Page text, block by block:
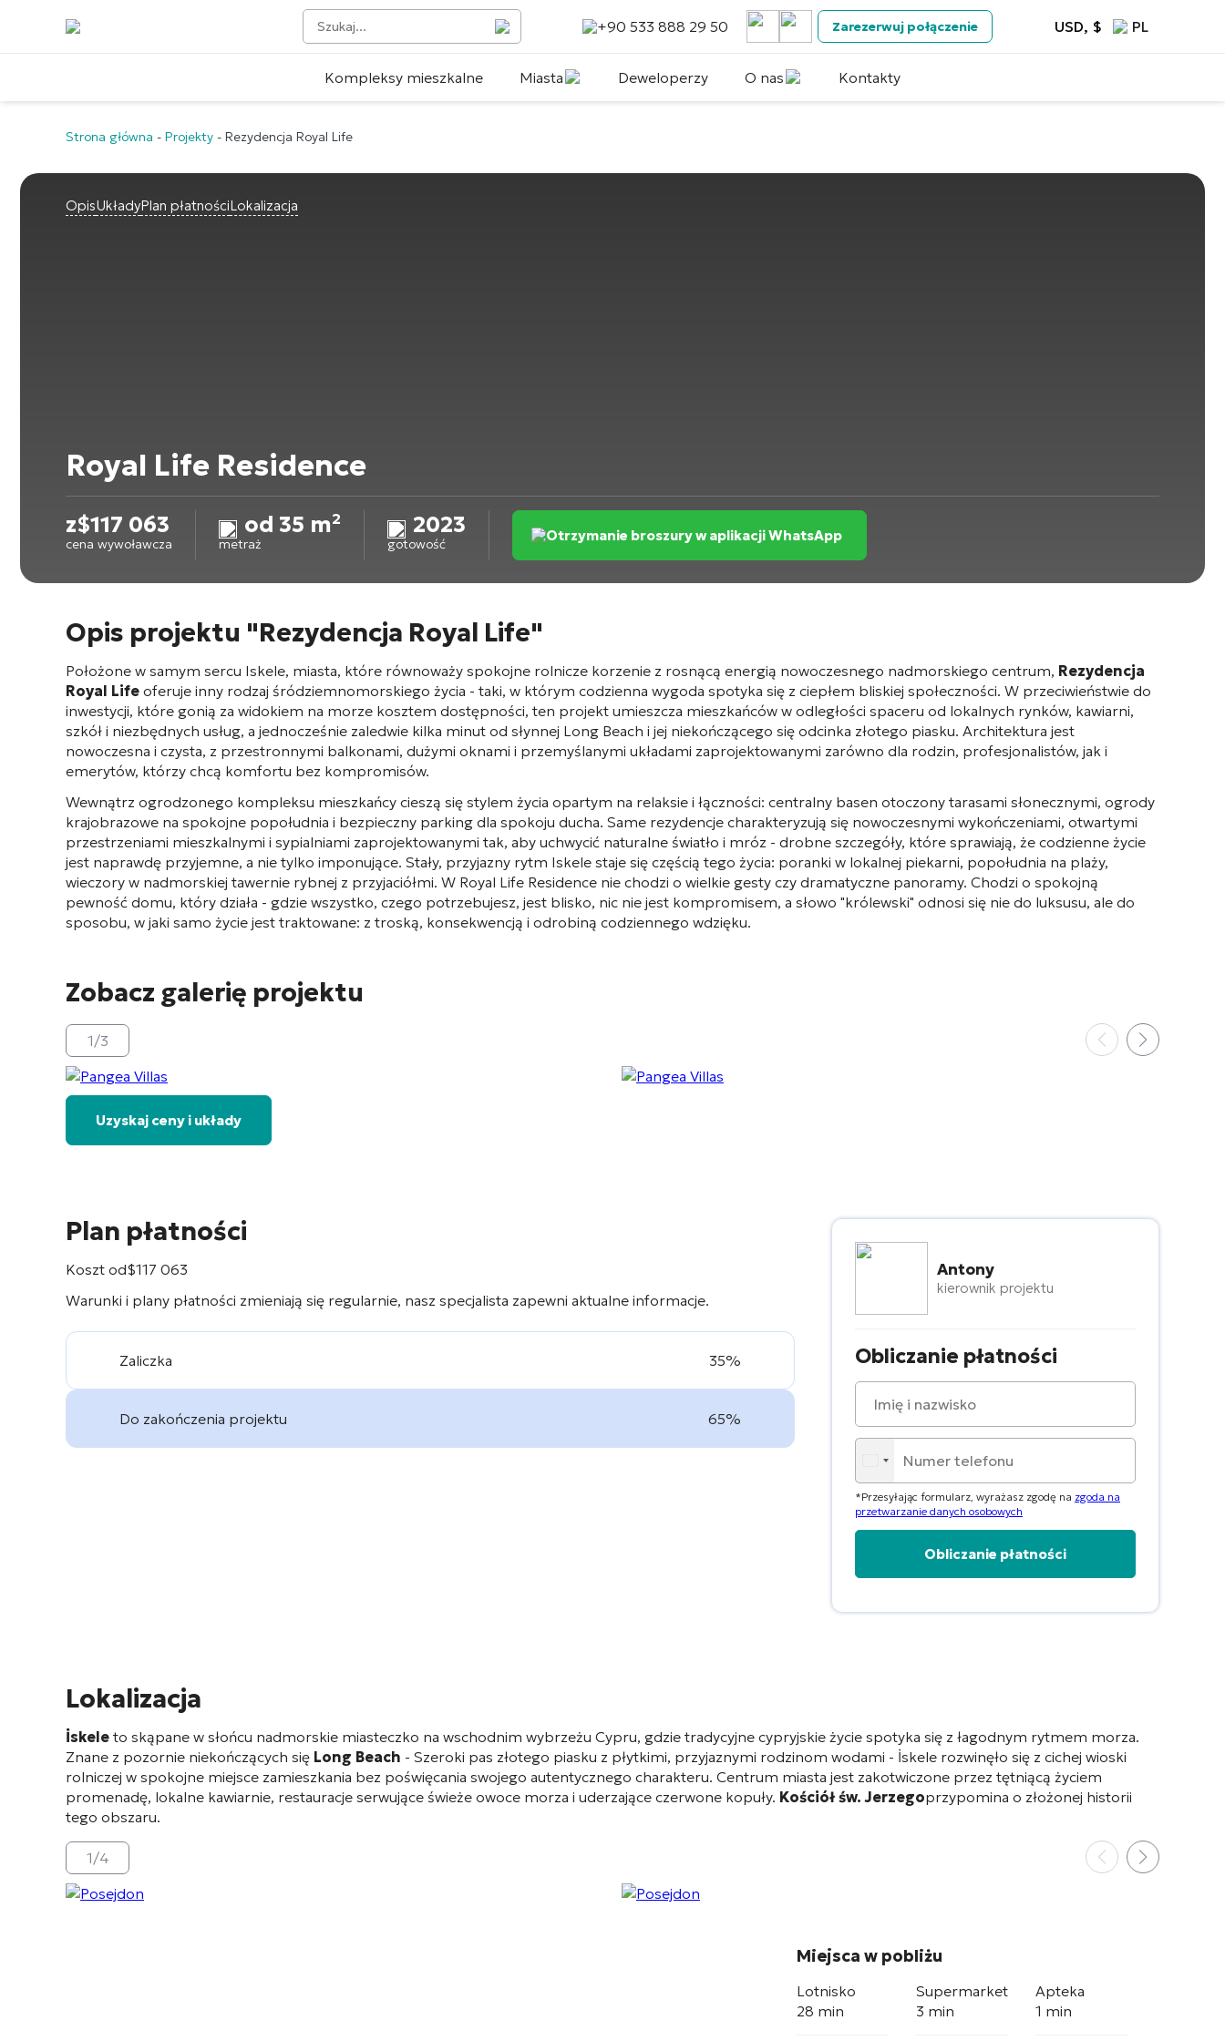
+90 533 888 29 50 Zarezerwuj połączenie USD, $ PL
Kompleksy mieszkalne Miasta Deweloperzy O nas Kontakty
Strona główna - Projekty - Rezydencja Royal Life
OpisUkładyPlan płatnościLokalizacja
Royal Life Residence
z$117 063
cena wywoławcza
od 35 m²
metraż
2023
gotowość Otrzymanie broszury w aplikacji WhatsApp
Opis projektu "Rezydencja Royal Life"
Położone w samym sercu Iskele, miasta, które równoważy spokojne rolnicze korzenie z rosnącą energią nowoczesnego nadmorskiego centrum, Rezydencja
Royal Life oferuje inny rodzaj śródziemnomorskiego życia - taki, w którym codzienna wygoda spotyka się z ciepłem bliskiej społeczności. W przeciwieństwie do
inwestycji, które gonią za widokiem na morze kosztem dostępności, ten projekt umieszcza mieszkańców w odległości spaceru od lokalnych rynków, kawiarni,
szkół i niezbędnych usług, a jednocześnie zaledwie kilka minut od słynnej Long Beach i jej niekończącego się odcinka złotego piasku. Architektura jest
nowoczesna i czysta, z przestronnymi balkonami, dużymi oknami i przemyślanymi układami zaprojektowanymi zarówno dla rodzin, profesjonalistów, jak i
emerytów, którzy chcą komfortu bez kompromisów.
Wewnątrz ogrodzonego kompleksu mieszkańcy cieszą się stylem życia opartym na relaksie i łączności: centralny basen otoczony tarasami słonecznymi, ogrody
krajobrazowe na spokojne popołudnia i bezpieczny parking dla spokoju ducha. Same rezydencje charakteryzują się nowoczesnymi wykończeniami, otwartymi
przestrzeniami mieszkalnymi i sypialniami zaprojektowanymi tak, aby uchwycić naturalne światło i mróz - drobne szczegóły, które sprawiają, że codzienne życie
jest naprawdę przyjemne, a nie tylko imponujące. Stały, przyjazny rytm Iskele staje się częścią tego życia: poranki w lokalnej piekarni, popołudnia na plaży,
wieczory w nadmorskiej tawernie rybnej z przyjaciółmi. W Royal Life Residence nie chodzi o wielkie gesty czy dramatyczne panoramy. Chodzi o spokojną
pewność domu, który działa - gdzie wszystko, czego potrzebujesz, jest blisko, nic nie jest kompromisem, a słowo "królewski" odnosi się nie do luksusu, ale do
sposobu, w jaki samo życie jest traktowane: z troską, konsekwencją i odrobiną codziennego wdzięku.
Zobacz galerię projektu
1/3
Uzyskaj ceny i układy
Plan płatności
Koszt od$117 063
Warunki i plany płatności zmieniają się regularnie, nasz specjalista zapewni aktualne informacje.
Zaliczka 35%
Do zakończenia projektu 65%
Antony
kierownik projektu
Obliczanie płatności
*Przesyłając formularz, wyrażasz zgodę na zgoda na
przetwarzanie danych osobowych
Lokalizacja
İskele to skąpane w słońcu nadmorskie miasteczko na wschodnim wybrzeżu Cypru, gdzie tradycyjne cypryjskie życie spotyka się z łagodnym rytmem morza.
Znane z pozornie niekończących się Long Beach - Szeroki pas złotego piasku z płytkimi, przyjaznymi rodzinom wodami - İskele rozwinęło się z cichej wioski
rolniczej w spokojne miejsce zamieszkania bez poświęcania swojego autentycznego charakteru. Centrum miasta jest zakotwiczone przez tętniącą życiem
promenadę, lokalne kawiarnie, restauracje serwujące świeże owoce morza i uderzające czerwone kopuły. Kościół św. Jerzegoprzypomina o złożonej historii
tego obszaru.
1/4
Miejsca w pobliżu
Lotnisko
28 min
Supermarket
3 min
Apteka
1 min